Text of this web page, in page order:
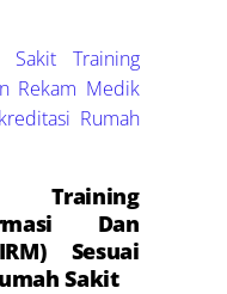
Sakit
Training
Rekam Medik
Rumah
Training
Dan
Sesuai
Sakit